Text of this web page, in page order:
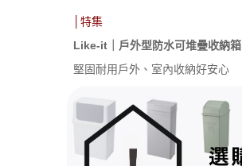
│特集
Like-it｜戶外型防水可堆疊收納箱
堅固耐用戶外、室內收納好安心